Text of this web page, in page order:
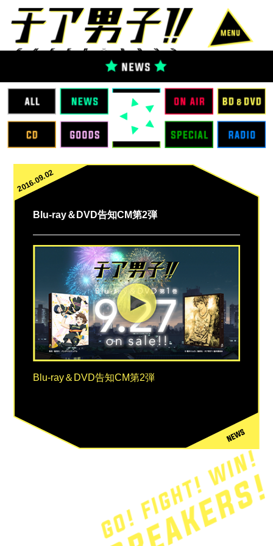
2016.09.02
Blu-ray＆DVD告知CM第2弾
Blu-ray＆DVD告知CM第2弾